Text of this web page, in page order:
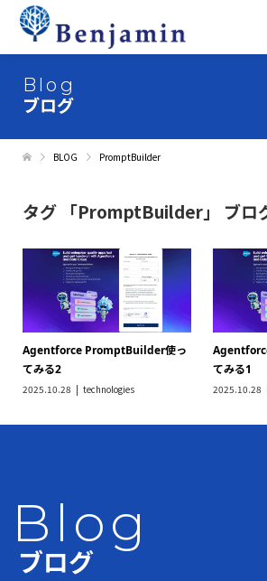
Blog
ブログ
BLOG PromptBuilder
タグ 「PromptBuilder」 ブロ
Agentforce PromptBuilder使っ
てみる2
2025.10.28 technologies
てみる1
2025.10.28
Blog
ブログ